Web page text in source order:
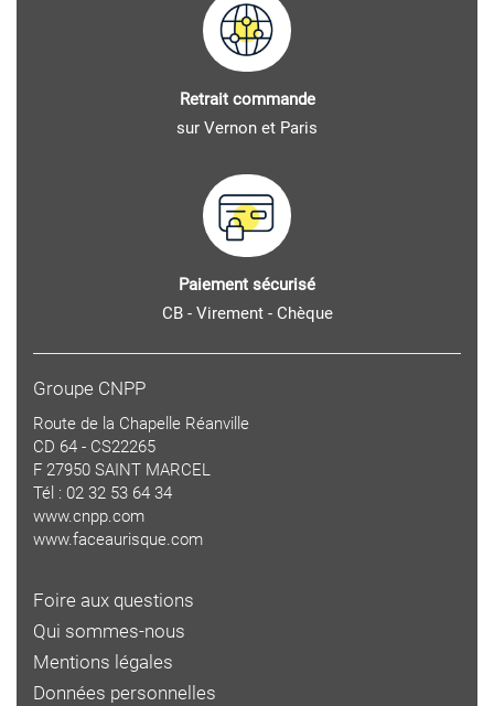
Retrait commande
sur Vernon et Paris
Paiement sécurisé
CB - Virement - Chèque
Groupe CNPP
Route de la Chapelle Réanville
CD 64 - CS22265
F 27950 SAINT MARCEL
Tél : 02 32 53 64 34
www.cnpp.com
www.faceaurisque.com
Foire aux questions
Qui sommes-nous
Mentions légales
Données personnelles